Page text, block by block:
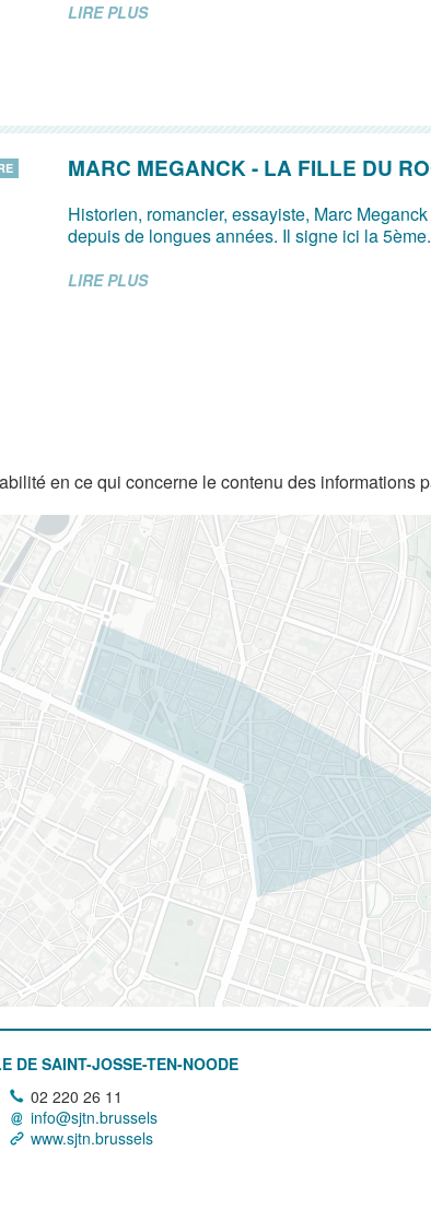
LIRE PLUS
MARC MEGANCK - LA FILLE DU
Historien, romancier, essayiste, Marc
depuis de longues années. Il signe ici la
LIRE PLUS
en ce qui concerne le contenu des informations
DE SAINT-JOSSE-TEN-NOODE
02 220 26 11
info@sjtn.brussels
www.sjtn.brussels